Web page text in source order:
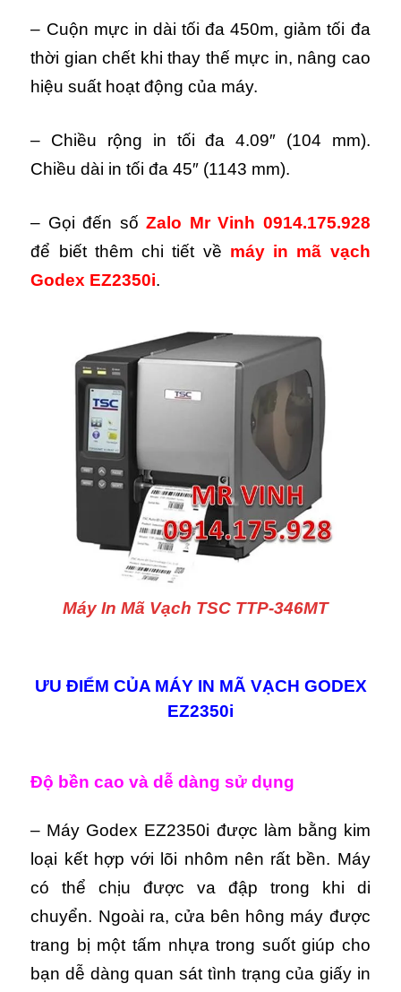
– Cuộn mực in dài tối đa 450m, giảm tối đa
thời gian chết khi thay thế mực in, nâng cao
hiệu suất hoạt động của máy.
– Chiều rộng in tối đa 4.09″ (104 mm).
Chiều dài in tối đa 45″ (1143 mm).
– Gọi đến sốZalo Mr Vinh 0914.175.928
để biết thêm chi tiết về máy in mã vạch
Godex EZ2350i.
Máy In Mã Vạch TSC TTP-346MT
ƯU ĐIỂM CỦA MÁY IN MÃ VẠCH GODEX
EZ2350i
Độ bền cao và dễ dàng sử dụng
– Máy Godex EZ2350i được làm bằng kim
loại kết hợp với lõi nhôm nên rất bền. Máy
có thể chịu được va đập trong khi di
chuyển. Ngoài ra, cửa bên hông máy được
trang bị một tấm nhựa trong suốt giúp cho
bạn dễ dàng quan sát tình trạng của giấy in